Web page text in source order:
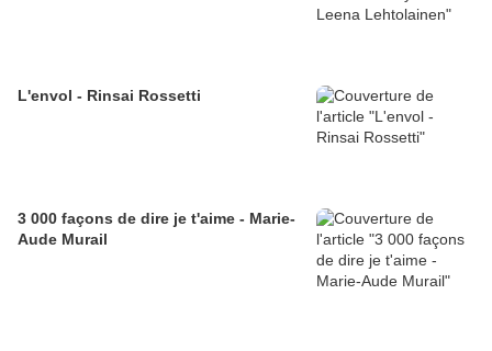
L'envol - Rinsai Rossetti
3 000 façons de dire je t'aime - Marie-
Aude Murail